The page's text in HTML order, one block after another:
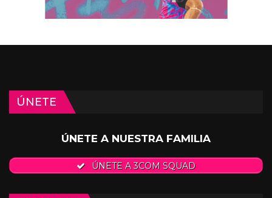
ÚNETE
ÚNETE A NUESTRA FAMILIA
ÚNETE A 3COM SQUAD